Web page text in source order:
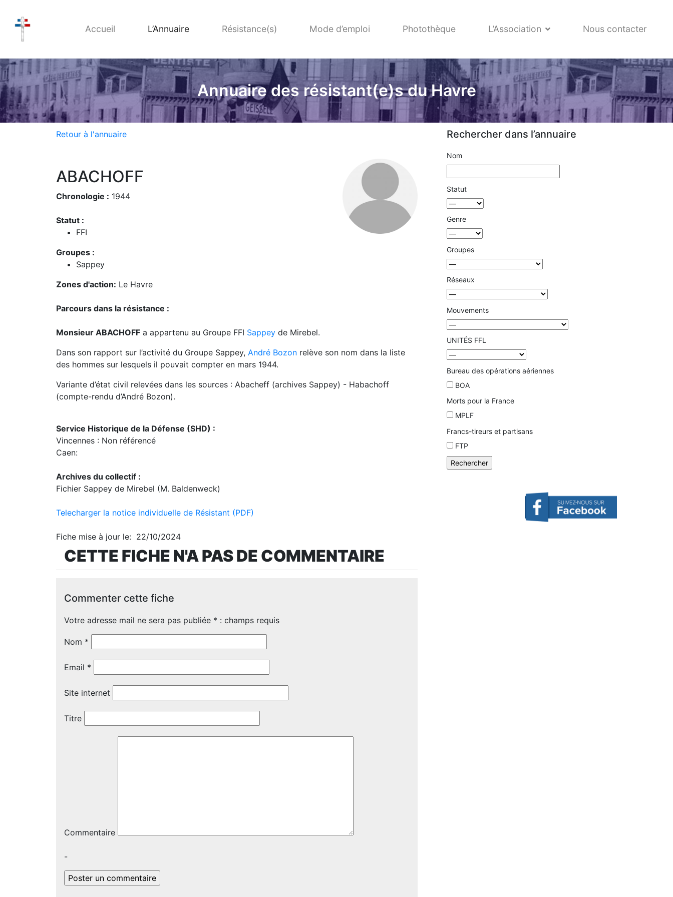
Accueil L’Annuaire Résistance(s) Mode d’emploi Photothèque L’Association Nous contacter
Annuaire des résistant(e)s du Havre
Retour à l'annuaire
ABACHOFF
Chronologie : 1944
Statut :
FFI
Groupes :
Sappey
Zones d'action: Le Havre
Parcours dans la résistance :
Monsieur ABACHOFF a appartenu au Groupe FFI Sappey de Mirebel.
Dans son rapport sur l’activité du Groupe Sappey, André Bozon relève son nom dans la liste
des hommes sur lesquels il pouvait compter en mars 1944.
Variante d’état civil relevées dans les sources : Abacheff (archives Sappey) - Habachoff
(compte-rendu d’André Bozon).
Service Historique de la Défense (SHD) :
Vincennes : Non référencé
Caen:
Archives du collectif :
Fichier Sappey de Mirebel (M. Baldenweck)
Telecharger la notice individuelle de Résistant (PDF)
Fiche mise à jour le: 22/10/2024
CETTE FICHE N'A PAS DE COMMENTAIRE
Commenter cette fiche
Votre adresse mail ne sera pas publiée * : champs requis
Nom *
Email *
Site internet
Titre
Commentaire
-
Rechercher dans l’annuaire
Nom
Statut
Genre
Groupes
Réseaux
Mouvements
UNITÉS FFL
Bureau des opérations aériennes
BOA
Morts pour la France
MPLF
Francs-tireurs et partisans
FTP